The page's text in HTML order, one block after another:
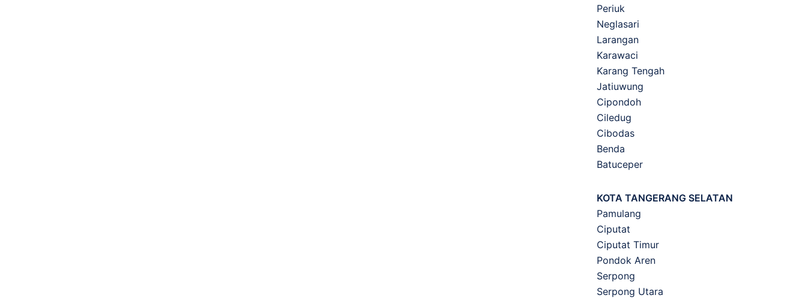
Periuk
Neglasari
Larangan
Karawaci
Karang Tengah
Jatiuwung
Cipondoh
Ciledug
Cibodas
Benda
Batuceper
KOTA TANGERANG SELATAN
Pamulang
Ciputat
Ciputat Timur
Pondok Aren
Serpong
Serpong Utara